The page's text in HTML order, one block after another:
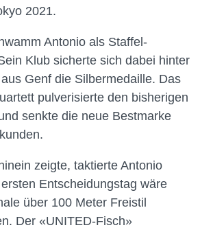
2021.
Antonio als Staffel-
Klub sicherte sich dabei hinter
Genf die Silbermedaille. Das
pulverisierte den bisherigen
senkte die neue Bestmarke
zeigte, taktierte Antonio
Entscheidungstag wäre
über 100 Meter Freistil
Der «UNITED-Fisch»